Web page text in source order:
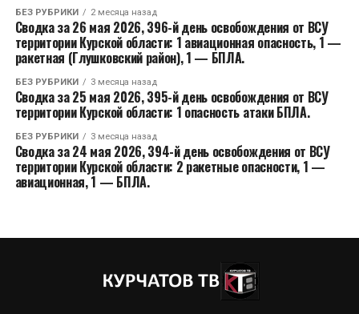
БЕЗ РУБРИКИ 2 месяца назад
Сводка за 26 мая 2026, 396-й день освобождения от ВСУ
территории Курской области: 1 авиационная опасность, 1 —
ракетная (Глушковский район), 1 — БПЛА.
БЕЗ РУБРИКИ 3 месяца назад
Сводка за 25 мая 2026, 395-й день освобождения от ВСУ
территории Курской области: 1 опасность атаки БПЛА.
БЕЗ РУБРИКИ 3 месяца назад
Сводка за 24 мая 2026, 394-й день освобождения от ВСУ
территории Курской области: 2 ракетные опасности, 1 —
авиационная, 1 — БПЛА.